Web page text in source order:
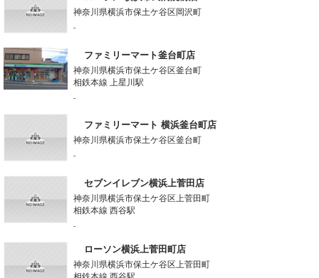
神奈川県横浜市保土ケ谷区岡沢町
-
ファミリーマート釜台町店
神奈川県横浜市保土ケ谷区釜台町
相鉄本線 上星川駅
-
ファミリーマート 横浜釜台町店
神奈川県横浜市保土ケ谷区釜台町
-
セブンイレブン横浜上菅田店
神奈川県横浜市保土ケ谷区上菅田町
相鉄本線 西谷駅
-
ローソン横浜上菅田町店
神奈川県横浜市保土ケ谷区上菅田町